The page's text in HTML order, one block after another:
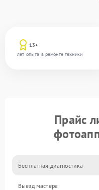
13+
лет опыта в ремонте техники
Прайс
Бесплатная диагностика
Выезд мастера